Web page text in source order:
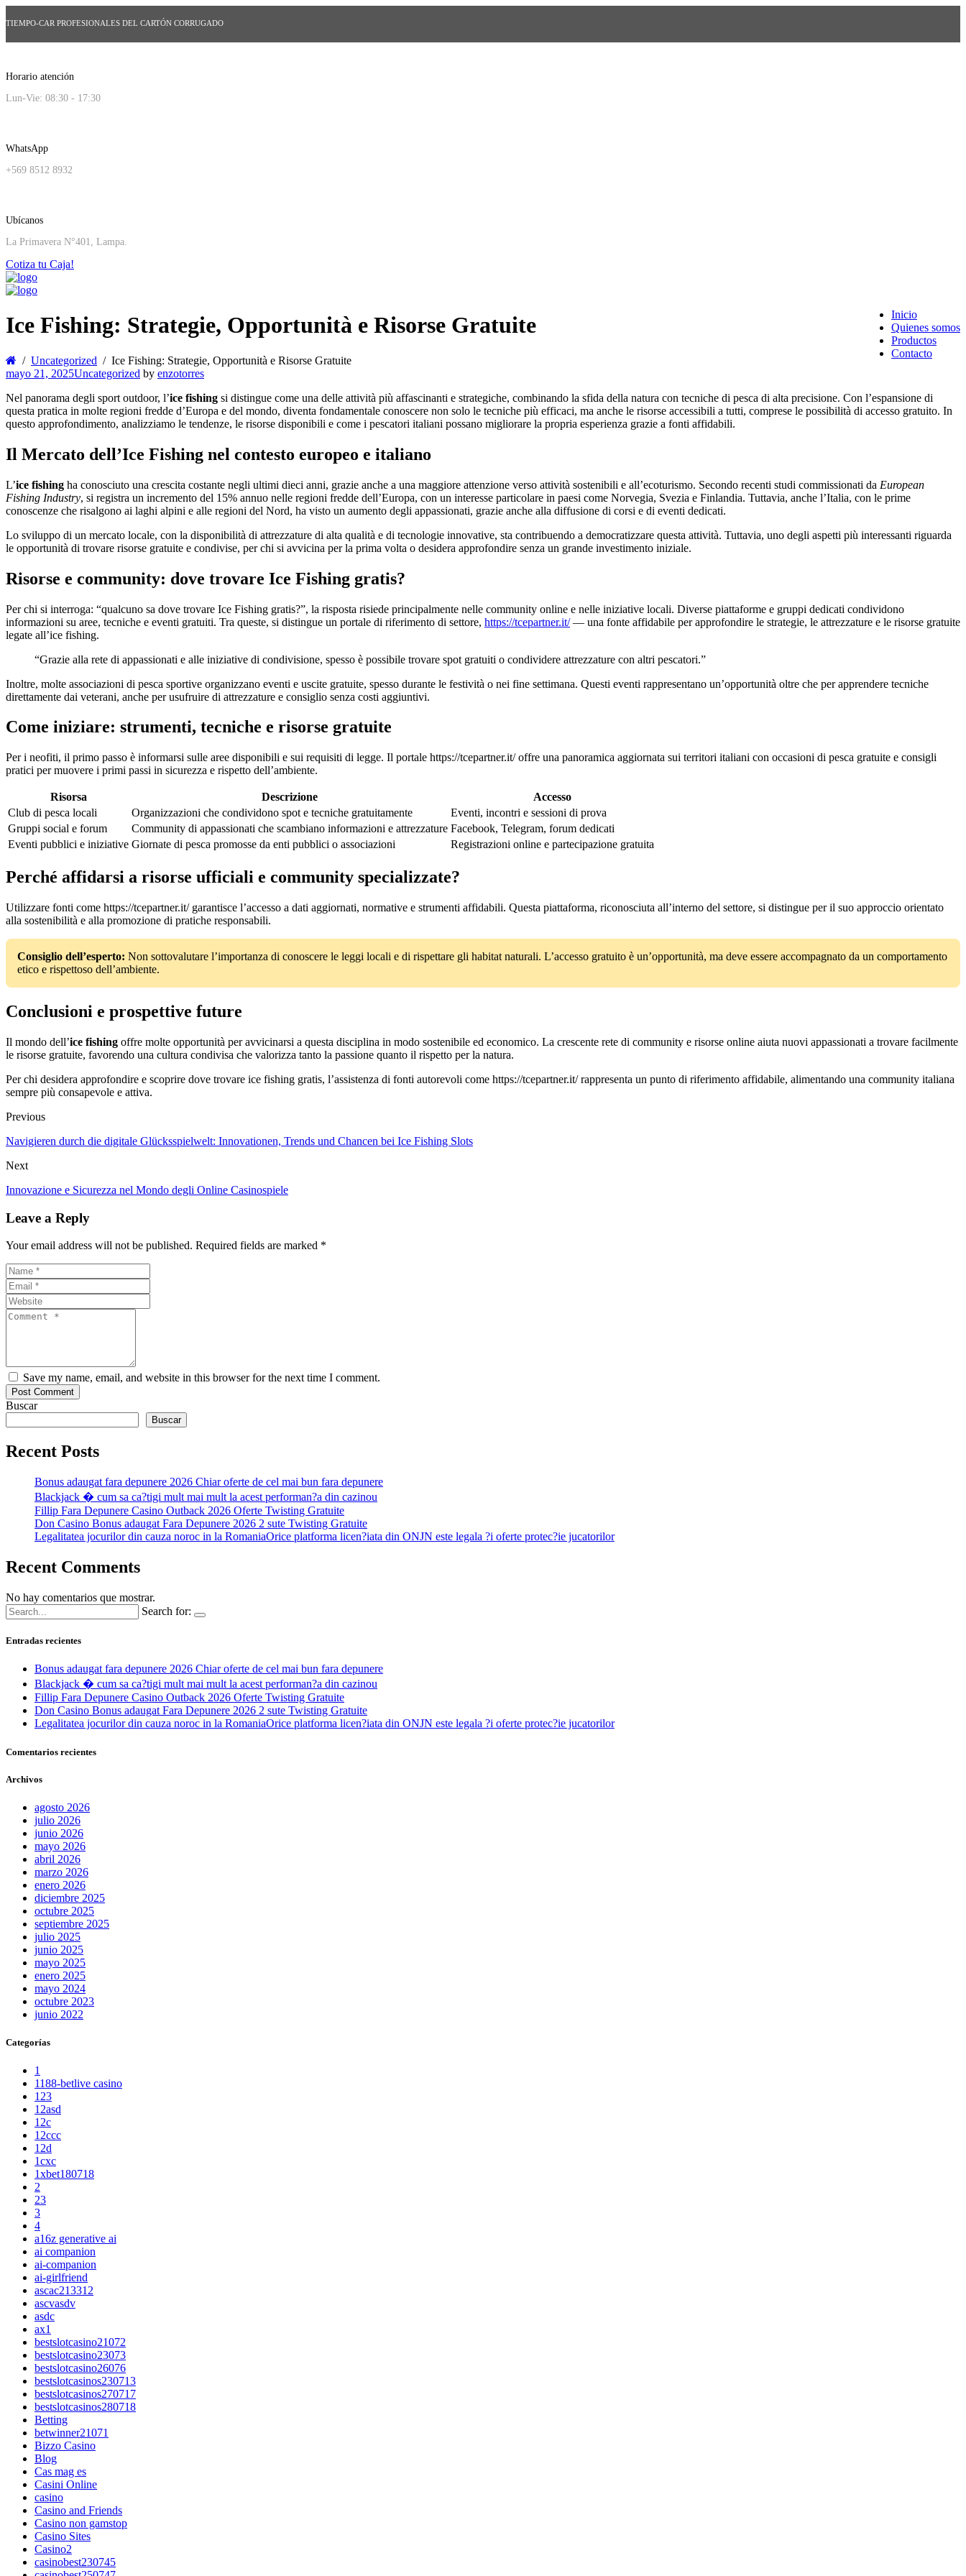
TIEMPO-CAR PROFESIONALES DEL CARTÓN CORRUGADO
Horario atención
Lun-Vie: 08:30 - 17:30
WhatsApp
+569 8512 8932
Ubícanos
La Primavera N°401, Lampa.
Cotiza tu Caja!
Inicio
Quienes somos
Productos
Contacto
Ice Fishing: Strategie, Opportunità e Risorse Gratuite
Uncategorized
Ice Fishing: Strategie, Opportunità e Risorse Gratuite
mayo 21, 2025Uncategorized by enzotorres
Nel panorama degli sport outdoor, l’ice fishing si distingue come una delle attività più affascinanti e strategiche, combinando la sfida della natura con tecniche di pesca di alta precisione. Con l’espansione di
questa pratica in molte regioni fredde d’Europa e del mondo, diventa fondamentale conoscere non solo le tecniche più efficaci, ma anche le risorse accessibili a tutti, comprese le possibilità di accesso gratuito. In
questo approfondimento, analizziamo le tendenze, le risorse disponibili e come i pescatori italiani possano migliorare la propria esperienza grazie a fonti affidabili.
Il Mercato dell’Ice Fishing nel contesto europeo e italiano
L’ice fishing ha conosciuto una crescita costante negli ultimi dieci anni, grazie anche a una maggiore attenzione verso attività sostenibili e all’ecoturismo. Secondo recenti studi commissionati da European
Fishing Industry, si registra un incremento del 15% annuo nelle regioni fredde dell’Europa, con un interesse particolare in paesi come Norvegia, Svezia e Finlandia. Tuttavia, anche l’Italia, con le prime
conoscenze che risalgono ai laghi alpini e alle regioni del Nord, ha visto un aumento degli appassionati, grazie anche alla diffusione di corsi e di eventi dedicati.
Lo sviluppo di un mercato locale, con la disponibilità di attrezzature di alta qualità e di tecnologie innovative, sta contribuendo a democratizzare questa attività. Tuttavia, uno degli aspetti più interessanti riguarda
le opportunità di trovare risorse gratuite e condivise, per chi si avvicina per la prima volta o desidera approfondire senza un grande investimento iniziale.
Risorse e community: dove trovare Ice Fishing gratis?
Per chi si interroga: “qualcuno sa dove trovare Ice Fishing gratis?”, la risposta risiede principalmente nelle community online e nelle iniziative locali. Diverse piattaforme e gruppi dedicati condividono
informazioni su aree, tecniche e eventi gratuiti. Tra queste, si distingue un portale di riferimento di settore, https://tcepartner.it/— una fonte affidabile per approfondire le strategie, le attrezzature e le risorse gratuite
legate all’ice fishing.
“Grazie alla rete di appassionati e alle iniziative di condivisione, spesso è possibile trovare spot gratuiti o condividere attrezzature con altri pescatori.”
Inoltre, molte associazioni di pesca sportive organizzano eventi e uscite gratuite, spesso durante le festività o nei fine settimana. Questi eventi rappresentano un’opportunità oltre che per apprendere tecniche
direttamente dai veterani, anche per usufruire di attrezzature e consiglio senza costi aggiuntivi.
Come iniziare: strumenti, tecniche e risorse gratuite
Per i neofiti, il primo passo è informarsi sulle aree disponibili e sui requisiti di legge. Il portale https://tcepartner.it/ offre una panoramica aggiornata sui territori italiani con occasioni di pesca gratuite e consigli
pratici per muovere i primi passi in sicurezza e rispetto dell’ambiente.
Risorsa Descrizione
Accesso
Club di pesca locali
Organizzazioni che condividono spot e tecniche gratuitamente
Eventi, incontri e sessioni di prova
Gruppi social e forum
Community di appassionati che scambiano informazioni e attrezzature Facebook, Telegram, forum dedicati
Eventi pubblici e iniziative Giornate di pesca promosse da enti pubblici o associazioni Registrazioni online e partecipazione gratuita
Perché affidarsi a risorse ufficiali e community specializzate?
Utilizzare fonti come https://tcepartner.it/ garantisce l’accesso a dati aggiornati, normative e strumenti affidabili. Questa piattaforma, riconosciuta all’interno del settore, si distingue per il suo approccio orientato
alla sostenibilità e alla promozione di pratiche responsabili.
Consiglio dell’esperto: Non sottovalutare l’importanza di conoscere le leggi locali e di rispettare gli habitat naturali. L’accesso gratuito è un’opportunità, ma deve essere accompagnato da un comportamento
etico e rispettoso dell’ambiente.
Conclusioni e prospettive future
Il mondo dell’ice fishing offre molte opportunità per avvicinarsi a questa disciplina in modo sostenibile ed economico. La crescente rete di community e risorse online aiuta nuovi appassionati a trovare facilmente
le risorse gratuite, favorendo una cultura condivisa che valorizza tanto la passione quanto il rispetto per la natura.
Per chi desidera approfondire e scoprire dove trovare ice fishing gratis, l’assistenza di fonti autorevoli come https://tcepartner.it/ rappresenta un punto di riferimento affidabile, alimentando una community italiana
sempre più consapevole e attiva.
Previous
Navigieren durch die digitale Glücksspielwelt: Innovationen, Trends und Chancen bei Ice Fishing Slots
Next
Innovazione e Sicurezza nel Mondo degli Online Casinospiele
Leave a Reply
Your email address will not be published. Required fields are marked *
Save my name, email, and website in this browser for the next time I comment.
Buscar
Buscar
Recent Posts
Bonus adaugat fara depunere 2026 Chiar oferte de cel mai bun fara depunere
Blackjack � cum sa ca?tigi mult mai mult la acest performan?a din cazinou
Fillip Fara Depunere Casino Outback 2026 Oferte Twisting Gratuite
Don Casino Bonus adaugat Fara Depunere 2026 2 sute Twisting Gratuite
Legalitatea jocurilor din cauza noroc in la RomaniaOrice platforma licen?iata din ONJN este legala ?i oferte protec?ie jucatorilor
Recent Comments
No hay comentarios que mostrar.
Search for:
Entradas recientes
Bonus adaugat fara depunere 2026 Chiar oferte de cel mai bun fara depunere
Blackjack � cum sa ca?tigi mult mai mult la acest performan?a din cazinou
Fillip Fara Depunere Casino Outback 2026 Oferte Twisting Gratuite
Don Casino Bonus adaugat Fara Depunere 2026 2 sute Twisting Gratuite
Legalitatea jocurilor din cauza noroc in la RomaniaOrice platforma licen?iata din ONJN este legala ?i oferte protec?ie jucatorilor
Comentarios recientes
Archivos
agosto 2026
julio 2026
junio 2026
mayo 2026
abril 2026
marzo 2026
enero 2026
diciembre 2025
octubre 2025
septiembre 2025
julio 2025
junio 2025
mayo 2025
enero 2025
mayo 2024
octubre 2023
junio 2022
Categorías
1
1188-betlive casino
123
12asd
12c
12ccc
12d
1cxc
1xbet180718
2
23
3
4
a16z generative ai
ai companion
ai-companion
ai-girlfriend
ascac213312
ascvasdv
asdc
ax1
bestslotcasino21072
bestslotcasino23073
bestslotcasino26076
bestslotcasinos230713
bestslotcasinos270717
bestslotcasinos280718
Betting
betwinner21071
Bizzo Casino
Blog
Cas mag es
Casini Online
casino
Casino and Friends
Casino non gamstop
Casino Sites
Casino2
casinobest230745